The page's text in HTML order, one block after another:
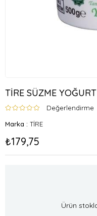
TİRE SÜZME
Değerlendirme
Marka : TİRE
₺179,75
Ürün